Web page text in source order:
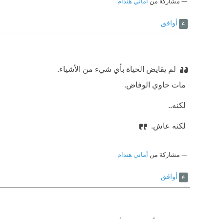
أوافق
لم يقايض الحياة بأي شيء من الأشياء.
‫ مات خاوي الوفاض.
‫ لكنه..
‫ لكنه عاش.
مشاركة من أماني هندام
أوافق